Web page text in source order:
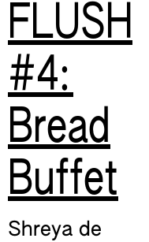
FLUSH
#4:
Bread
Buffet
Shreya de